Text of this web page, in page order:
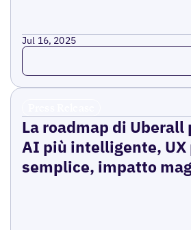
Jul 16, 2025
Read more
La roadmap di Uberall
AI più intelligente, UX
semplice, impatto